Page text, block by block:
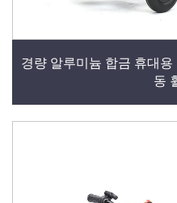
경량 알루미늄 합금 휴대
동